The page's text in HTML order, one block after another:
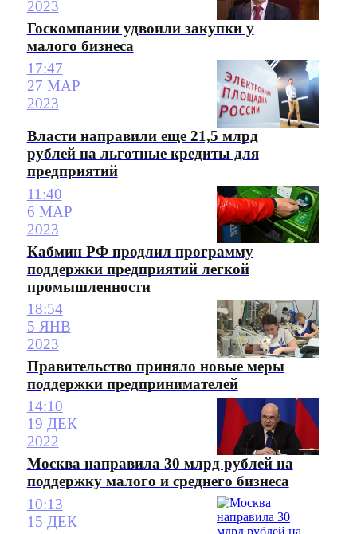
2023
Госкомпании удвоили закупки у
малого бизнеса
17:47
27 МАР
2023
Власти направили еще 21,5 млрд
рублей на льготные кредиты для
предприятий
11:40
6 МАР
2023
Кабмин РФ продлил программу
поддержки предприятий легкой
промышленности
18:54
5 ЯНВ
2023
Правительство приняло новые меры
поддержки предпринимателей
14:10
19 ДЕК
2022
Москва направила 30 млрд рублей на
поддержку малого и среднего бизнеса
10:13
15 ДЕК